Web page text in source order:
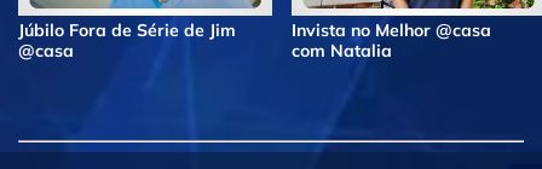
Júbilo Fora de Série de Jim
@casa
Invista no Melhor @casa
com Natalia